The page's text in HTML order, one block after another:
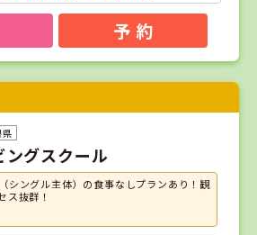
予 約
県
グスクール
シングル主体）の食事なしプランあり！観
ス抜群！